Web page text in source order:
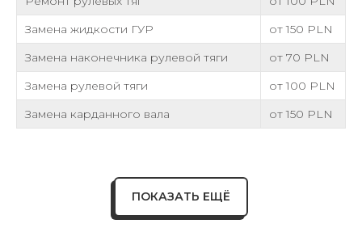
Замена жидкости ГУР
от 150 PLN
Замена наконечника рулевой тяги
от 70 PLN
Замена рулевой тяги
от 100 PLN
Замена карданного вала
от 150 PLN
ПОКАЗАТЬ ЕЩЁ